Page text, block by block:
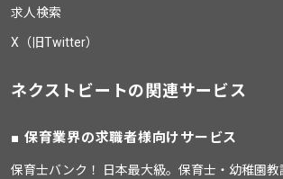
求人検索
X（旧Twitter）
ネクストビートの関連サービス
保育業界の求職者様向けサービス
保育士バンク！ 日本最大級。保育士・幼稚園教